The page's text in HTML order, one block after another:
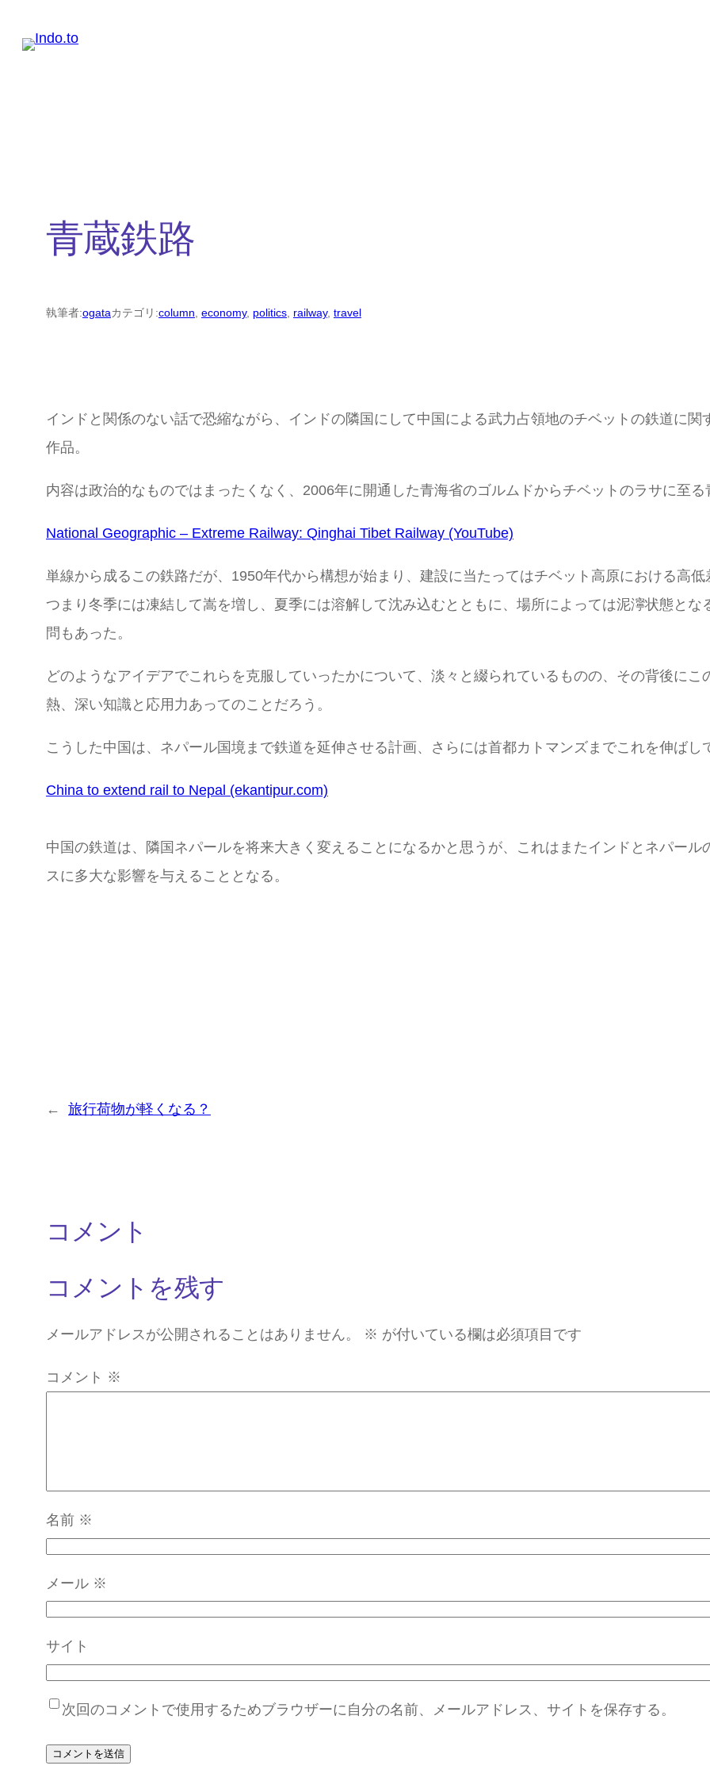
青蔵鉄路
執筆者:ogataカテゴリ:column, economy, politics, railway, travel
インドと関係のない話で恐縮ながら、インドの隣国にして中国による武力占領地のチベットの鉄道に
作品。
内容は政治的なものではまったくなく、2006年に開通した青海省のゴルムドからチベットのラサに至る
National Geographic – Extreme Railway: Qinghai Tibet Railway (YouTube)
単線から成るこの鉄路だが、1950年代から構想が始まり、建設に当たってはチベット高原における高
つまり冬季には凍結して嵩を増し、夏季には溶解して沈み込むとともに、場所によっては泥濘状態と
問もあった。
どのようなアイデアでこれらを克服していったかについて、淡々と綴られているものの、その背後に
熱、深い知識と応用力あってのことだろう。
こうした中国は、ネパール国境まで鉄道を延伸させる計画、さらには首都カトマンズまでこれを伸ばし
China to extend rail to Nepal (ekantipur.com)
中国の鉄道は、隣国ネパールを将来大きく変えることになるかと思うが、これはまたインドとネパー
スに多大な影響を与えることとなる。
← 旅行荷物が軽くなる？
コメント
コメントを残す
メールアドレスが公開されることはありません。 ※ が付いている欄は必須項目です
コメント ※
名前 ※
メール ※
サイト
次回のコメントで使用するためブラウザーに自分の名前、メールアドレス、サイトを保存する。